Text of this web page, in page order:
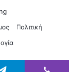
Πολιτική